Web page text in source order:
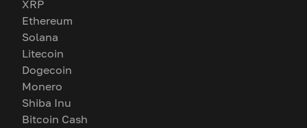
XRP
Ethereum
Solana
Litecoin
Dogecoin
Monero
Shiba Inu
Bitcoin Cash